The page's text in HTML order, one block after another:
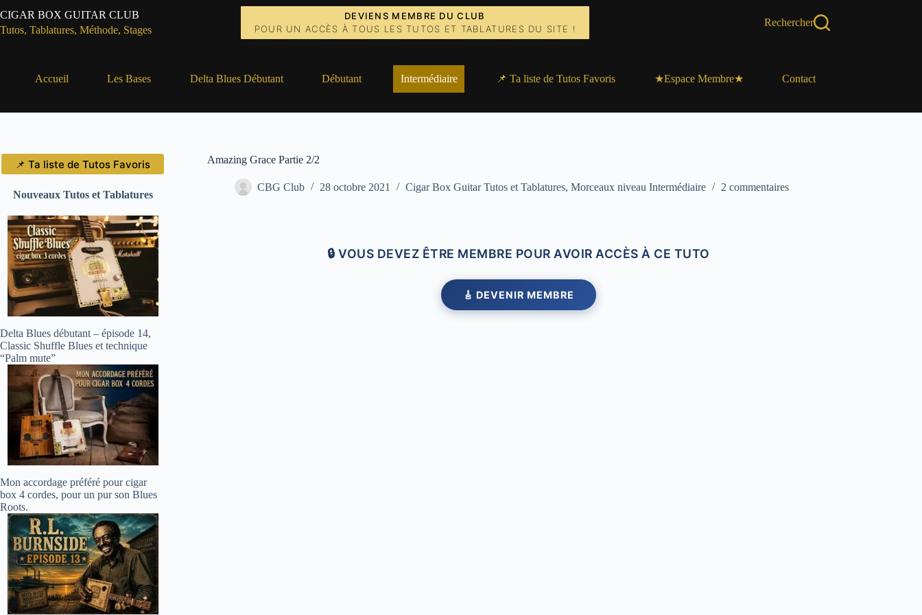
au
contenu
CIGAR BOX GUITAR CLUB
Tutos, Tablatures, Méthode, Stages
DEVIENS MEMBRE DU CLUB
POUR UN ACCÈS À TOUS LES TUTOS ET TABLATURES DU SITE !
Rechercher
Accueil Les Bases Delta Blues Débutant Débutant Intermédiaire 📌 Ta liste de Tutos Favoris ★Espace Membre★ Contact
Amazing Grace Partie 2/2
CBG Club 28 octobre 2021 Cigar Box Guitar Tutos et Tablatures,Morceaux niveau Intermédiaire 2 commentaires
🔒 VOUS DEVEZ ÊTRE MEMBRE POUR AVOIR ACCÈS À CE TUTO
🎸 DEVENIR MEMBRE
📌 Ta liste de Tutos Favoris
Nouveaux Tutos et Tablatures
Delta Blues débutant – épisode 14,
Classic Shuffle Blues et technique
“Palm mute”
Mon accordage préféré pour cigar
box 4 cordes, pour un pur son Blues
Roots.